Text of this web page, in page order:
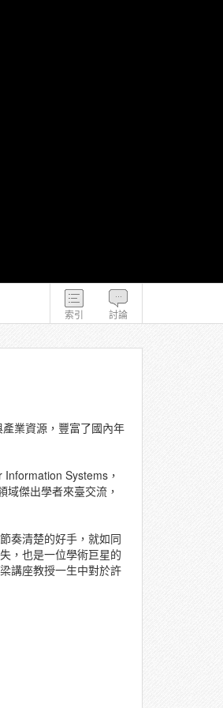
索引 討論
業資源，豐富了國內年
Systems，
傑出學者來臺交流，
奏清楚的好手，就如同
，也是一位學術巨星的
講座教授一生中對於許